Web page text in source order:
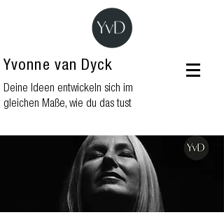
Yvonne van Dyck
Deine Ideen entwickeln sich im
gleichen Maße, wie du das tust